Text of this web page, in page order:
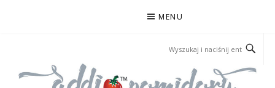
MENU